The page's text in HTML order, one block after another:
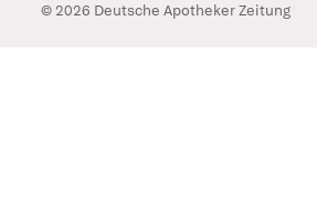
© 2026 Deutsche Apotheker Zeitung